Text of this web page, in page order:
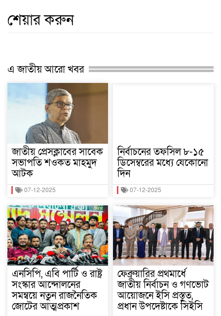
শেয়ার করুন
এ জাতীয় আরো খবর
জাতীয় প্রেসক্লাবের সাবেক
সভাপতি শওকত মাহমুদ
আটক
07-12-2025
এনসিপি, এবি পার্টি ও রাষ্ট্র
সংস্কার আন্দোলনের
সমন্বয়ে নতুন রাজনৈতিক
জোটের আত্মপ্রকাশ
নির্বাচনের তফসিল ৮-১৫
ডিসেম্বরের মধ্যে যেকোনো
দিন
07-12-2025
ফেব্রুয়ারির প্রথমার্ধে
জাতীয় নির্বাচন ও গণভোট
আয়োজনে ইসি প্রস্তুত,
প্রধান উপদেষ্টাকে সিইসি